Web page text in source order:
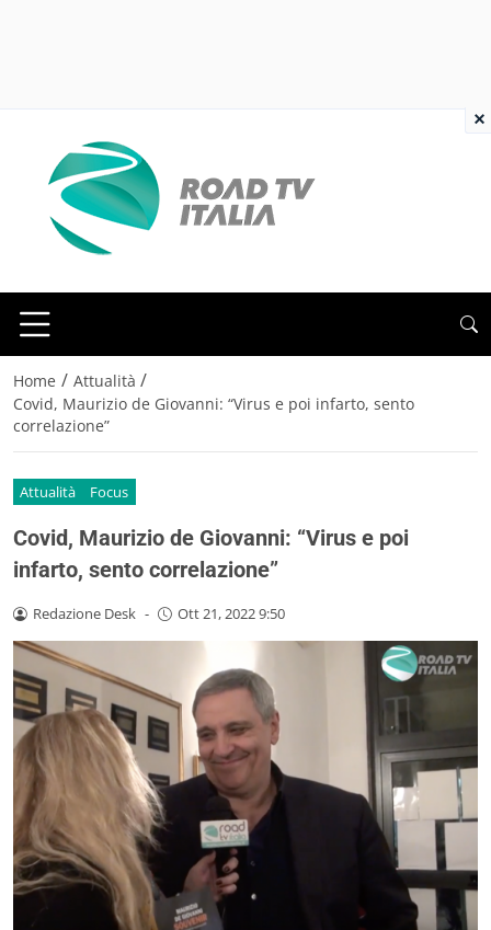
Home / Attualità /
Covid, Maurizio de Giovanni: “Virus e poi infarto, sento
correlazione”
Attualità Focus
Covid, Maurizio de Giovanni: “Virus e poi
infarto, sento correlazione”
Redazione Desk - Ott 21, 2022 9:50
×